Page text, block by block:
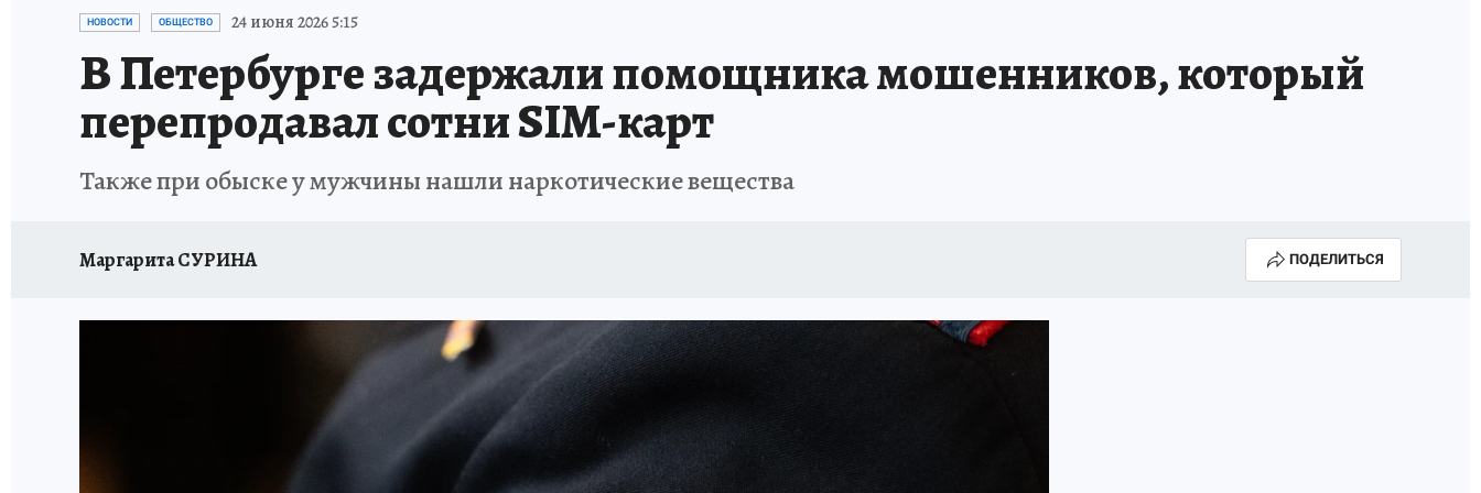
ПЕТЕРБУРГСКАЯ СТРОЙКА
НОВОСТИ ОБЩЕСТВО 24 июня 2026 5:15
В Петербурге задержали помощника мошенников, который
перепродавал сотни SIM-карт
Также при обыске у мужчины нашли наркотические вещества
Маргарита СУРИНА ПОДЕЛИТЬСЯ